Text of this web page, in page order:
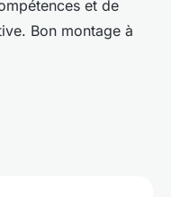
et de
Bon montage à